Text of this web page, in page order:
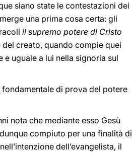
siano state le contestazioni dei
una prima cosa certa: gli
il supremo potere di Cristo
creato, quando compie quei
uguale a lui nella signoria sul
di prova del potere
nota che mediante esso Gesù
compiuto per una finalità di
dell’evangelista, il